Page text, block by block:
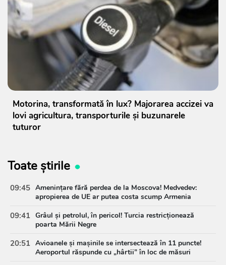
Motorina, transformată în lux? Majorarea accizei va
lovi agricultura, transporturile și buzunarele
tuturor
Toate știrile
09:45 Amenințare fără perdea de la Moscova! Medvedev:
apropierea de UE ar putea costa scump Armenia
09:41 Grâul și petrolul, în pericol! Turcia restricționează
poarta Mării Negre
20:51 Avioanele și mașinile se intersectează în 11 puncte!
Aeroportul răspunde cu „hârtii” în loc de măsuri